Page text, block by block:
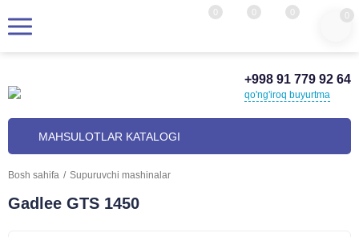
0 0 0 0
+998 91 779 92 64
qo'ng'iroq buyurtma
MAHSULOTLAR KATALOGI
Bosh sahifa / Supuruvchi mashinalar
Gadlee GTS 1450